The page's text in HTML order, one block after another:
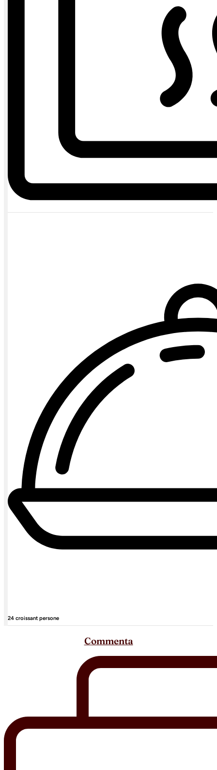
24 croissant persone
Commenta